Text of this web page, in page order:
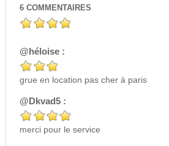
6 COMMENTAIRES
@héloise :
grue en location pas cher à paris
@Dkvad5 :
merci pour le service